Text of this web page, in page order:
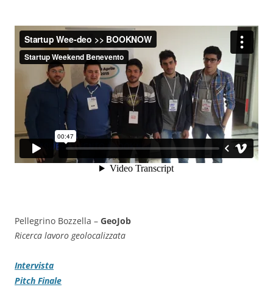
Pellegrino Bozzella – GeoJob
Ricerca lavoro geolocalizzata
Intervista
Pitch Finale